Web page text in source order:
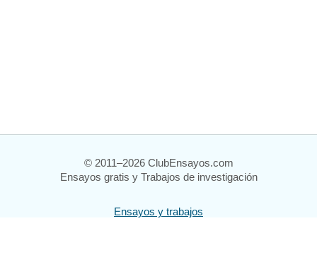
© 2011–2026 ClubEnsayos.com
Ensayos gratis y Trabajos de investigación
Ensayos y trabajos